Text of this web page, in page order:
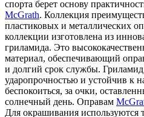
спорта берет основу
McGrath. Коллекция
пластиковых и металлических
коллекции изготовлена из
гриламида. Это
материал, обеспечивающий
и долгий срок службы.
ударопрочностью и устойчив к
беспокоиться, за очки,
солнечный день. Оправам
Для окрашивания используются